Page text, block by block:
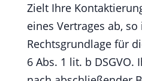
Zielt Ihre
eines Vertrages ab,
Rechtsgrundlage für
6 Abs. 1 lit. b DSGVO.